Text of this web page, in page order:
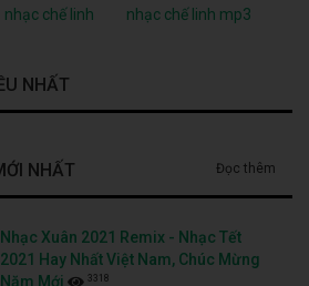
nhạc chế linh nhạc chế linh mp3
NHẤT
NHẤT Đọc thêm
Nhạc Xuân 2021 Remix - Nhạc Tết
2021 Hay Nhất Việt Nam, Chúc Mừng
Năm Mới
3318